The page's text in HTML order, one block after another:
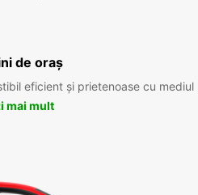
de oraș
eficient și prietenoase cu mediul
mai mult